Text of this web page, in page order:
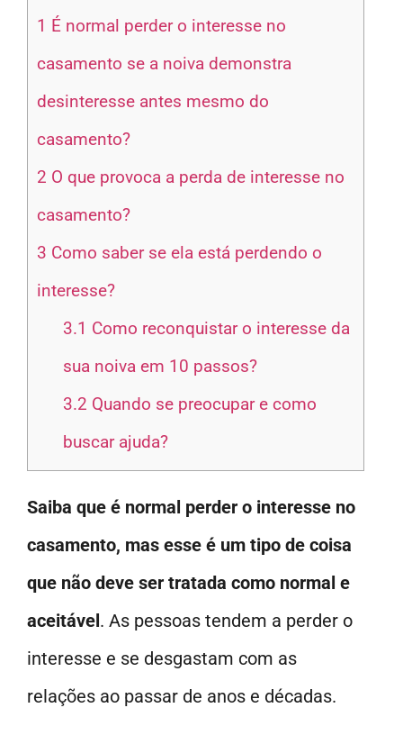
1 É normal perder o interesse no
casamento se a noiva demonstra
desinteresse antes mesmo do
casamento?
2 O que provoca a perda de interesse no
casamento?
3 Como saber se ela está perdendo o
interesse?
3.1 Como reconquistar o interesse da
sua noiva em 10 passos?
3.2 Quando se preocupar e como
buscar ajuda?
Saiba que é normal perder o interesse no
casamento, mas esse é um tipo de coisa
que não deve ser tratada como normal e
aceitável. As pessoas tendem a perder o
interesse e se desgastam com as
relações ao passar de anos e décadas.